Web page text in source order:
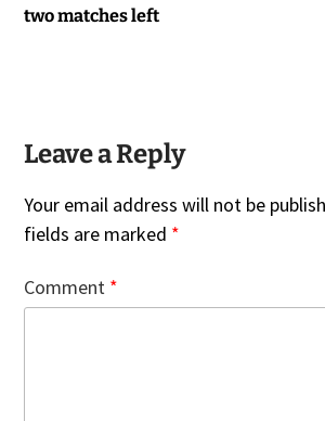
Next
two matches left
Leave a Reply
Your email address will not be
fields are marked *
Comment *